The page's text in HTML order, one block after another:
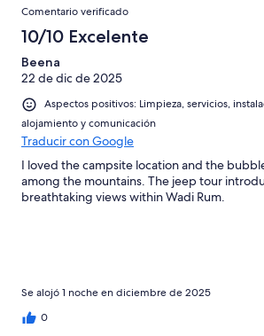
Comentario verificado
10/10 Excelente
Beena
22 de dic de 2025
Aspectos positivos: Limpieza, servicios,
alojamiento y comunicación
Traducir con Google
I loved the campsite location and the
among the mountains. The jeep tour
breathtaking views within Wadi Rum.
Se alojó 1 noche en diciembre de 2025
0